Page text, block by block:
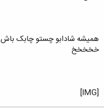
همیشه شادابو چستو چابک باش
خخخخخ
[IMG]